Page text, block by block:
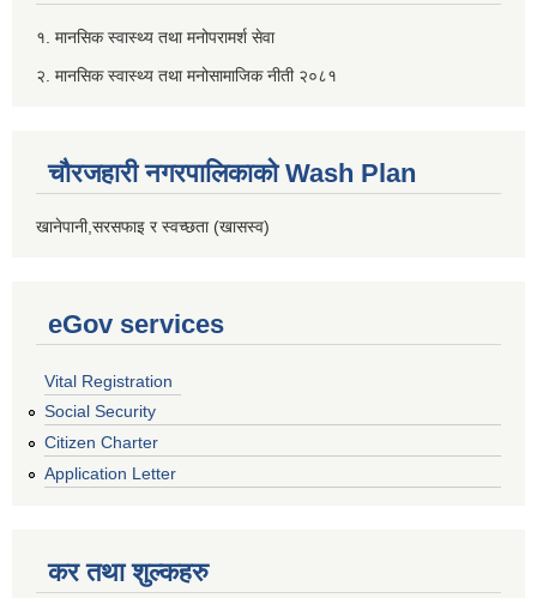
१. मानसिक स्वास्थ्य तथा मनोपरामर्श सेवा
२. मानसिक स्वास्थ्य तथा मनोसामाजिक नीती २०८१
चौरजहारी नगरपालिकाको Wash Plan
खानेपानी,सरसफाइ र स्वच्छता (खासस्व)
eGov services
Vital Registration
Social Security
Citizen Charter
Application Letter
कर तथा शुल्कहरु